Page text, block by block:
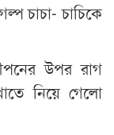
চাচা- চাচিকে
উপর রাগ
নিয়ে গেলো